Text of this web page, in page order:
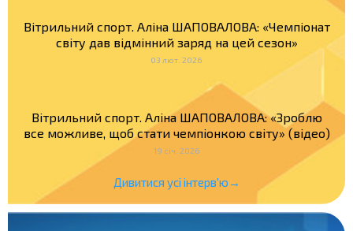
Вітрильний спорт. Аліна ШАПОВАЛОВА: «Чемпіонат
світу дав відмінний заряд на цей сезон»
03 лют. 2026
Вітрильний спорт. Аліна ШАПОВАЛОВА: «Зроблю
все можливе, щоб стати чемпіонкою світу» (відео)
19 січ. 2026
Дивитися усі інтерв'ю→